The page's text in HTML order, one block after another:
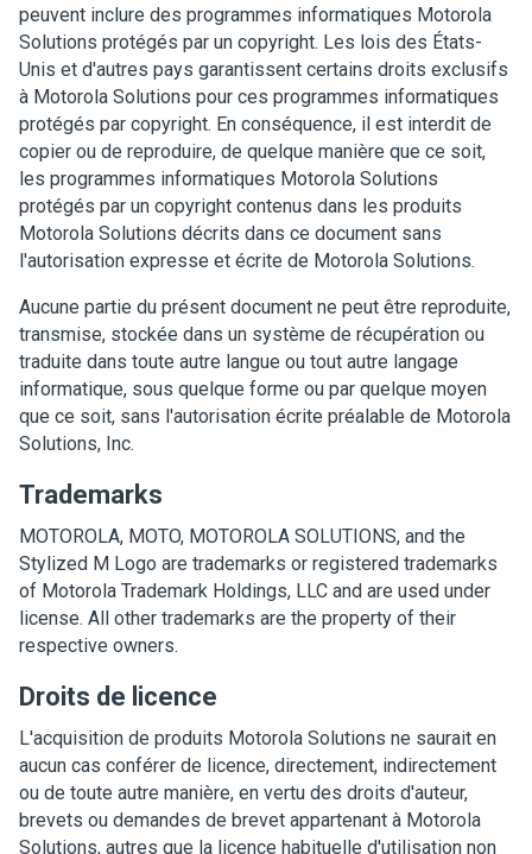
peuvent inclure des programmes informatiques Motorola
Solutions protégés par un copyright. Les lois des États-
Unis et d'autres pays garantissent certains droits exclusifs
à Motorola Solutions pour ces programmes informatiques
protégés par copyright. En conséquence, il est interdit de
copier ou de reproduire, de quelque manière que ce soit,
les programmes informatiques Motorola Solutions
protégés par un copyright contenus dans les produits
Motorola Solutions décrits dans ce document sans
l'autorisation expresse et écrite de Motorola Solutions.
Aucune partie du présent document ne peut être reproduite,
transmise, stockée dans un système de récupération ou
traduite dans toute autre langue ou tout autre langage
informatique, sous quelque forme ou par quelque moyen
que ce soit, sans l'autorisation écrite préalable de Motorola
Solutions, Inc.
Trademarks
MOTOROLA, MOTO, MOTOROLA SOLUTIONS, and the
Stylized M Logo are trademarks or registered trademarks
of Motorola Trademark Holdings, LLC and are used under
license. All other trademarks are the property of their
respective owners.
Droits de licence
L'acquisition de produits Motorola Solutions ne saurait en
aucun cas conférer de licence, directement, indirectement
ou de toute autre manière, en vertu des droits d'auteur,
brevets ou demandes de brevet appartenant à Motorola
Solutions, autres que la licence habituelle d'utilisation non